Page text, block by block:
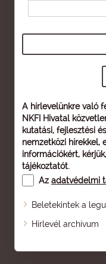
A hírlevelünkre való
NKFI Hivatal
kutatási, fejlesztési
nemzetközi hírekkel,
információkért,
tájékoztatót.
Az adatvédelmi
Beletekintek a
Hírlevél archívum
Oldaltérkép